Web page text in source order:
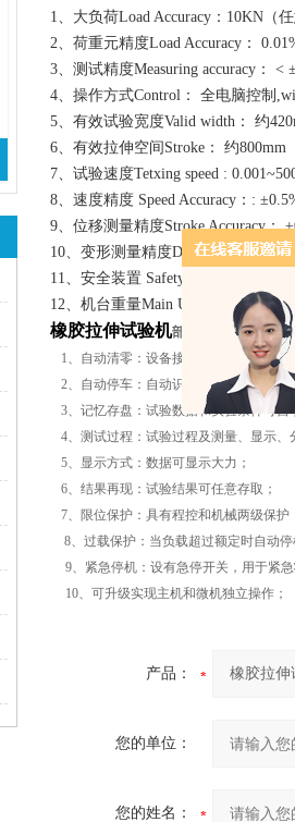
1、大负荷Load Accuracy：10KN（任
2、荷重元精度Load Accuracy：
3、测试精度Measuring accuracy： <
4、操作方式Control： 全电脑控制
5、有效试验宽度Valid width： 约
6、有效拉伸空间Stroke： 约800mm
7、试验速度Tetxing speed :
8、速度精度 Speed Accuracy：:
9、位移测量精度Stroke Accuracy：
10、变形测量精度Displacement
11、安全装置 Safety device： 电子
12、机台重量Main Unit Weight ： 约
橡胶拉伸试验机部分更新功能：
1、自动清零：设备接到指令，测量系统
2、自动停车：自动识别试验大力，断裂
3、记忆存盘：试验数据和实验条件可自
4、测试过程：试验过程及测量、显示、
5、显示方式：数据可显示大力；
6、结果再现：试验结果可任意存取；
7、限位保护：具有程控和机械两级保护
8、过载保护：当负载超过额定时自动停
9、紧急停机：设有急停开关，用于紧
10、可升级实现主机和微机独立操作；
产品：
您的单位：
您的姓名：